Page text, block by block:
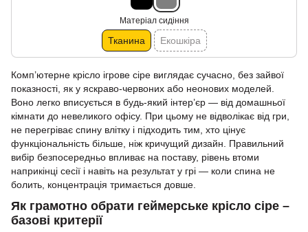
Матеріал сидіння
Тканина Екошкіра
Комп’ютерне крісло ігрове сіре виглядає сучасно, без зайвої
показності, як у яскраво-червоних або неонових моделей.
Воно легко вписується в будь-який інтер’єр — від домашньої
кімнати до невеликого офісу. При цьому не відволікає від гри,
не перегріває спину влітку і підходить тим, хто цінує
функціональність більше, ніж кричущий дизайн. Правильний
вибір безпосередньо впливає на поставу, рівень втоми
наприкінці сесії і навіть на результат у грі — коли спина не
болить, концентрація тримається довше.
Як грамотно обрати геймерське крісло сіре –
базові критерії